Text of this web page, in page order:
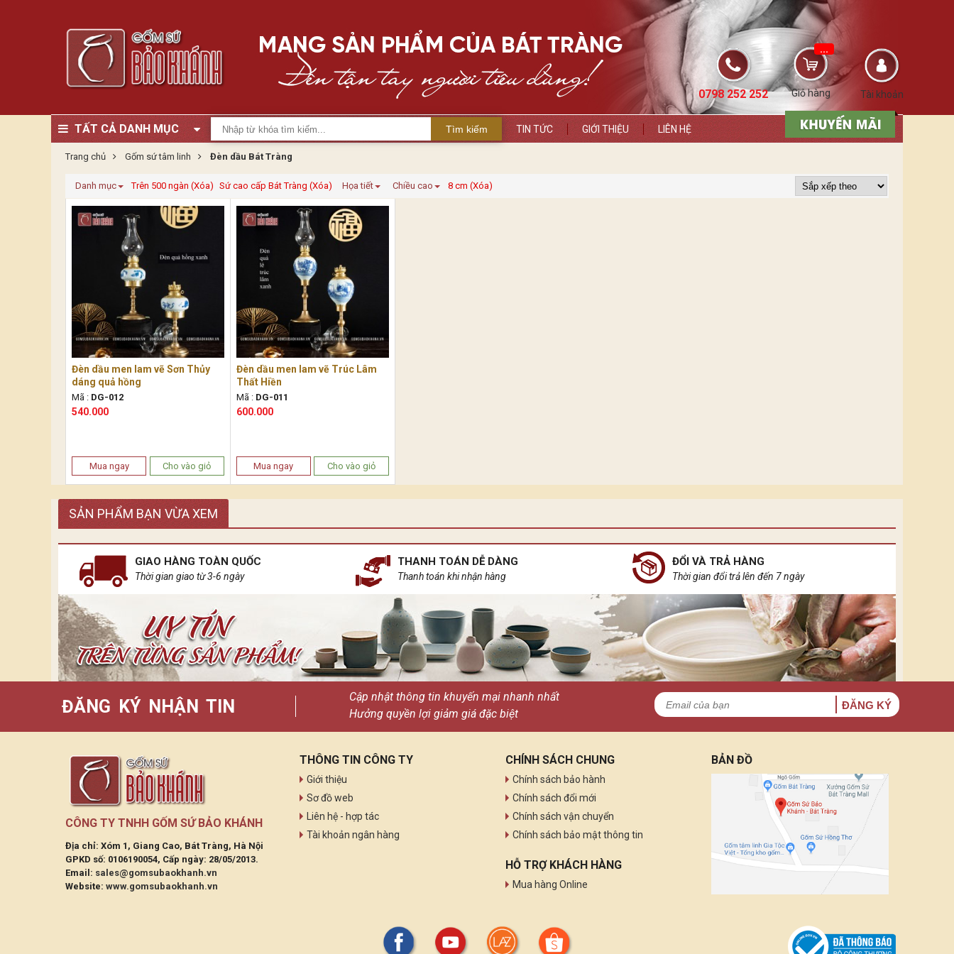
Tài khoản
Giỏ hàng
...
0798 252 252
TẤT CẢ DANH MỤC Tìm kiếm TIN TỨC GIỚI THIỆU LIÊN HỆ
Trang chủ Gốm sứ tâm linh Đèn dầu Bát Tràng
Danh mục Trên 500 ngàn (Xóa) Sứ cao cấp Bát Tràng (Xóa) Họa tiết Chiều cao 8 cm (Xóa)
Đèn dầu men lam vẽ Sơn Thủy
dáng quả hồng
Mã : DG-012
540.000
Mua ngay Cho vào giỏ
Đèn dầu men lam vẽ Trúc Lâm
Thất Hiền
Mã : DG-011
600.000
Mua ngay Cho vào giỏ
SẢN PHẨM BẠN VỪA XEM
GIAO HÀNG TOÀN QUỐC
Thời gian giao từ 3-6 ngày
THANH TOÁN DỄ DÀNG
Thanh toán khi nhận hàng
ĐỔI VÀ TRẢ HÀNG
Thời gian đổi trả lên đến 7 ngày
ĐĂNG KÝ NHẬN TIN
Cập nhật thông tin khuyến mại nhanh nhất
Hưởng quyền lợi giảm giá đặc biệt
ĐĂNG KÝ
CÔNG TY TNHH GỐM SỨ BẢO KHÁNH
Địa chỉ: Xóm 1, Giang Cao, Bát Tràng, Hà Nội
GPKD số: 0106190054, Cấp ngày: 28/05/2013.
Email: sales@gomsubaokhanh.vn
Website: www.gomsubaokhanh.vn
THÔNG TIN CÔNG TY
Giới thiệu
Sơ đồ web
Liên hệ - hợp tác
Tài khoản ngân hàng
CHÍNH SÁCH CHUNG
Chính sách bảo hành
Chính sách đổi mới
Chính sách vận chuyển
Chính sách bảo mật thông tin
HỖ TRỢ KHÁCH HÀNG
Mua hàng Online
BẢN ĐỒ